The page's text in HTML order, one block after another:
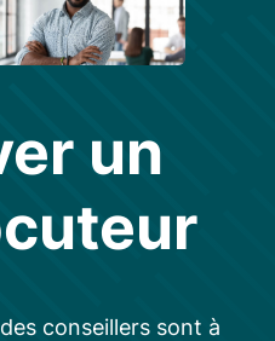
un
conseillers sont à